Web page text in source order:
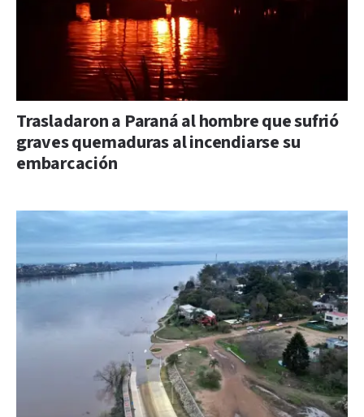
Trasladaron a Paraná al hombre que sufrió
graves quemaduras al incendiarse su
embarcación